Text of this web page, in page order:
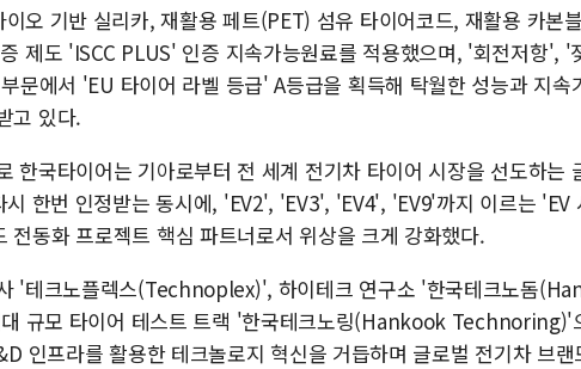
오 기반 실리카, 재활용 페트(PET) 섬유 타이어코드, 재활용 카본
제도 'ISCC PLUS' 인증 지속가능원료를 적용했으며, '회전저항', '
문에서 'EU 타이어 라벨 등급' A등급을 획득해 탁월한 성능과 지속
고 있다.
한국타이어는 기아로부터 전 세계 전기차 타이어 시장을 선도하는
한번 인정받는 동시에, 'EV2', 'EV3', 'EV4', 'EV9'까지 이르는 'EV
전동화 프로젝트 핵심 파트너로서 위상을 크게 강화했다.
'테크노플렉스(Technoplex)', 하이테크 연구소 '한국테크노돔
규모 타이어 테스트 트랙 '한국테크노링(Hankook Technoring)'
인프라를 활용한 테크놀로지 혁신을 거듭하며 글로벌 전기차 브